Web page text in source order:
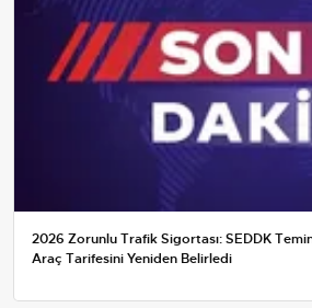
2026 Zorunlu Trafik Sigortası: SEDDK
Araç Tarifesini Yeniden Belirledi